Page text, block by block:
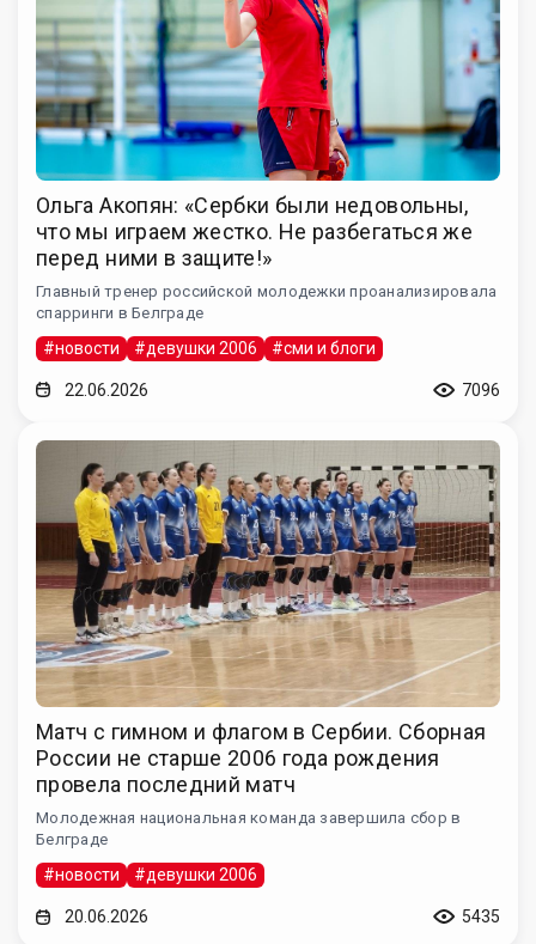
Ольга Акопян: «Сербки были недовольны,
что мы играем жестко. Не разбегаться же
перед ними в защите!»
Главный тренер российской молодежки проанализировала
спарринги в Белграде
#новости #девушки 2006 #сми и блоги
22.06.2026 7096
Матч с гимном и флагом в Сербии. Сборная
России не старше 2006 года рождения
провела последний матч
Молодежная национальная команда завершила сбор в
Белграде
#новости #девушки 2006
20.06.2026 5435